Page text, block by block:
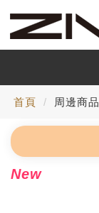
首頁 周邊商品
New